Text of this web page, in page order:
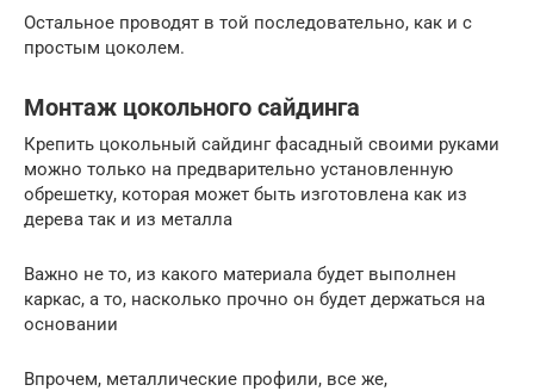
Остальное проводят в той последовательно, как и с
простым цоколем.
Монтаж цокольного сайдинга
Крепить цокольный сайдинг фасадный своими руками
можно только на предварительно установленную
обрешетку, которая может быть изготовлена как из
дерева так и из металла
Важно не то, из какого материала будет выполнен
каркас, а то, насколько прочно он будет держаться на
основании
Впрочем, металлические профили, все же,